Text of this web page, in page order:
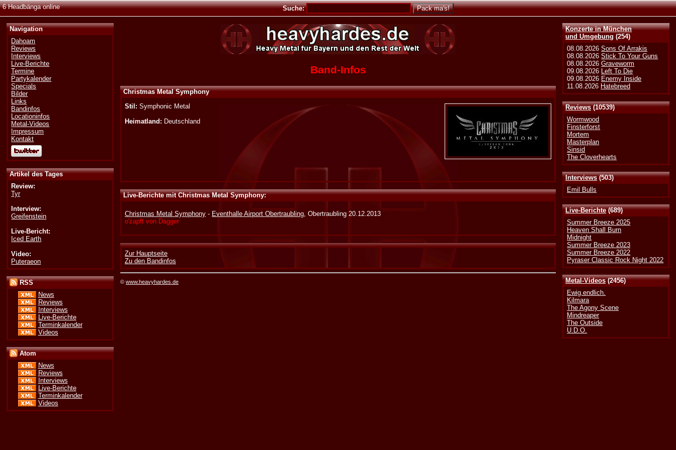
6 Headbänga online Suche:
Konzerte in München
und Umgebung (254)
08.08.2026Sons Of Arrakis
08.08.2026Stick To Your Guns
08.08.2026Graveworm
09.08.2026 Left To Die
09.08.2026 Enemy Inside
11.08.2026 Hatebreed
Reviews(10539)
Wormwood
Finsterforst
Mortem
Masterplan
Sinsid
The Cloverhearts
Interviews(503)
Emil Bulls
Live-Berichte(689)
Summer Breeze 2025
Heaven Shall Burn
Midnight
Summer Breeze 2023
Summer Breeze 2022
Pyraser Classic Rock Night 2022
Metal-Videos(2456)
Ewig.endlich.
Kilmara
The Agony Scene
Mindreaper
The Outside
U.D.O.
Navigation
Dahoam
Reviews
Interviews
Live-Berichte
Termine
Partykalender
Specials
Bilder
Links
Bandinfos
Locationinfos
Metal-Videos
Impressum
Kontakt
Artikel des Tages
Review:
Tyr
Interview:
Greifenstein
Live-Bericht:
Iced Earth
Video:
Puteraeon
RSS
News
Reviews
Interviews
Live-Berichte
Terminkalender
Videos
Atom
News
Reviews
Interviews
Live-Berichte
Terminkalender
Videos
Band-Infos
Christmas Metal Symphony
Stil: Symphonic Metal
Heimatland: Deutschland
Live-Berichte mit Christmas Metal Symphony:
Christmas Metal Symphony - Eventhalle Airport Obertraubling, Obertraubling 20.12.2013
o'zapft von Dagger
Zur Hauptseite
Zu den Bandinfos
©www.heavyhardes.de